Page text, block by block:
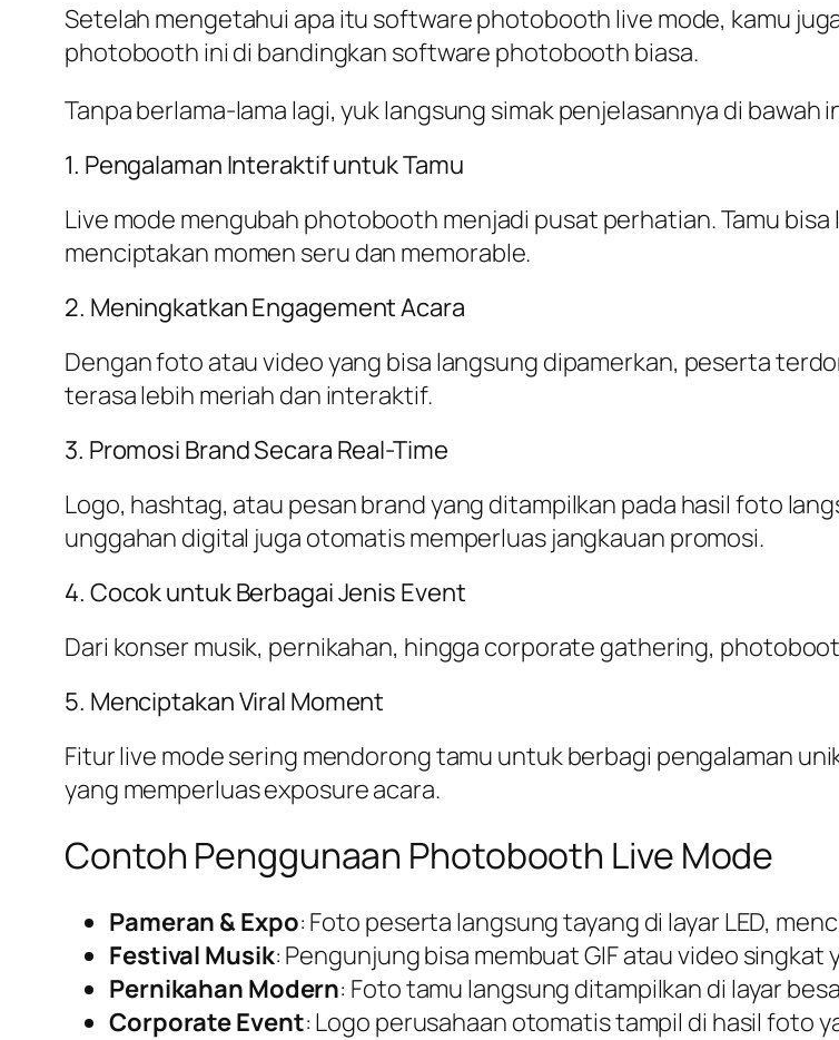
Setelah mengetahui apa itu software photobooth live mode, kamu
photobooth ini di bandingkan software photobooth biasa.
Tanpa berlama-lama lagi, yuk langsung simak penjelasannya di bawah
1. Pengalaman Interaktif untuk Tamu
Live mode mengubah photobooth menjadi pusat perhatian. Tamu
menciptakan momen seru dan memorable.
2. Meningkatkan Engagement Acara
Dengan foto atau video yang bisa langsung dipamerkan, peserta
terasa lebih meriah dan interaktif.
3. Promosi Brand Secara Real-Time
Logo, hashtag, atau pesan brand yang ditampilkan pada hasil foto
unggahan digital juga otomatis memperluas jangkauan promosi.
4. Cocok untuk Berbagai Jenis Event
Dari konser musik, pernikahan, hingga corporate gathering,
5. Menciptakan Viral Moment
Fitur live mode sering mendorong tamu untuk berbagi pengalaman
yang memperluas exposure acara.
Contoh Penggunaan Photobooth Live Mode
Pameran & Expo: Foto peserta langsung tayang di layar LED,
Festival Musik: Pengunjung bisa membuat GIF atau video singkat
Pernikahan Modern: Foto tamu langsung ditampilkan di layar
Corporate Event: Logo perusahaan otomatis tampil di hasil foto